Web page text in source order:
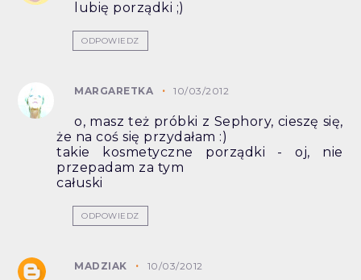
lubię porządki ;)
ODPOWIEDZ
MARGARETKA 10/03/2012
o, masz też próbki z Sephory, cieszę się,
że na coś się przydałam :)
takie kosmetyczne porządki - oj, nie
przepadam za tym
całuski
ODPOWIEDZ
MADZIAK 10/03/2012